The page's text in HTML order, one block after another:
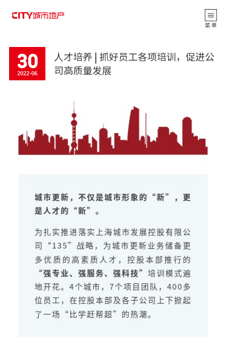
返 回
菜 单
30
2022-06
人才培养 | 抓好员工各项培训，促进公
司高质量发展